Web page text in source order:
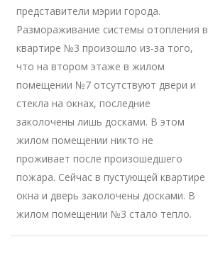
представители мэрии города.
Размораживание системы отопления в
квартире №3 произошло из-за того,
что на втором этаже в жилом
помещении №7 отсутствуют двери и
стекла на окнах, последние
заколочены лишь досками. В этом
жилом помещении никто не
проживает после произошедшего
пожара. Сейчас в пустующей квартире
окна и дверь заколочены досками. В
жилом помещении №3 стало тепло.